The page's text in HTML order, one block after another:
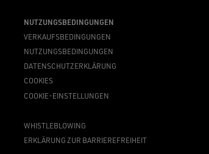
NUTZUNGSBEDINGUNGEN
VERKAUFSBEDINGUNGEN
NUTZUNGSBEDINGUNGEN
DATENSCHUTZERKLÄRUNG
COOKIES
COOKIE-EINSTELLUNGEN
WHISTLEBLOWING
ERKLÄRUNG ZUR BARRIEREFREIHEIT